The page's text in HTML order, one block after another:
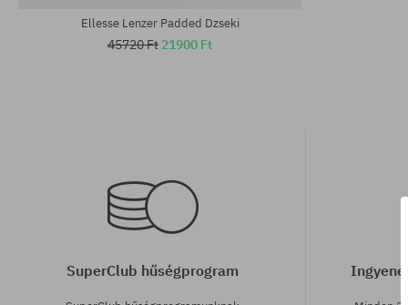
Ellesse Lenzer Padded Dzseki
45720 Ft 21900 Ft
SuperClub hűségprogram